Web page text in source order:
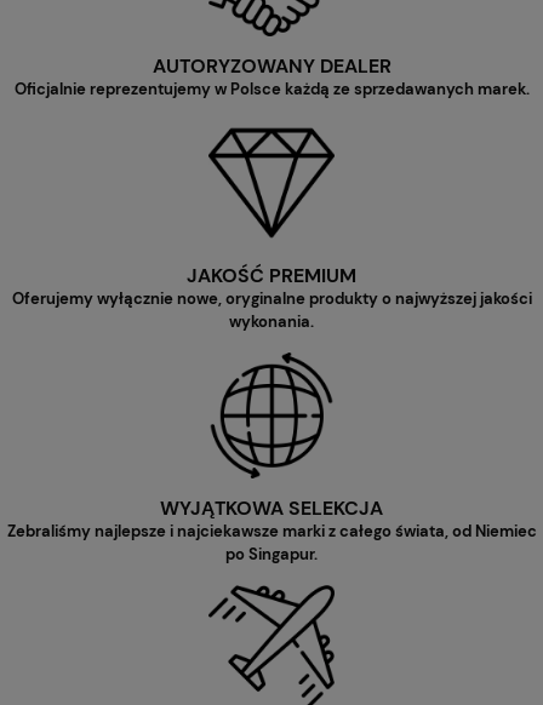
AUTORYZOWANY DEALER
Oficjalnie reprezentujemy w Polsce każdą ze sprzedawanych marek.
JAKOŚĆ PREMIUM
Oferujemy wyłącznie nowe, oryginalne produkty o najwyższej jakości
wykonania.
WYJĄTKOWA SELEKCJA
Zebraliśmy najlepsze i najciekawsze marki z całego świata, od Niemiec
po Singapur.